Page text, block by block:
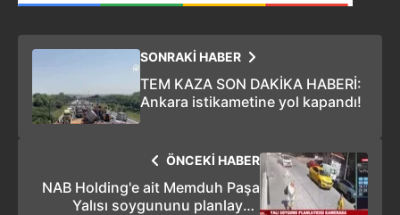
SONRAKİ HABER
TEM KAZA SON DAKİKA HABERİ:
Ankara istikametine yol kapandı!
ÖNCEKİ HABER
NAB Holding'e ait Memduh Paşa
Yalısı soygununu planlayan